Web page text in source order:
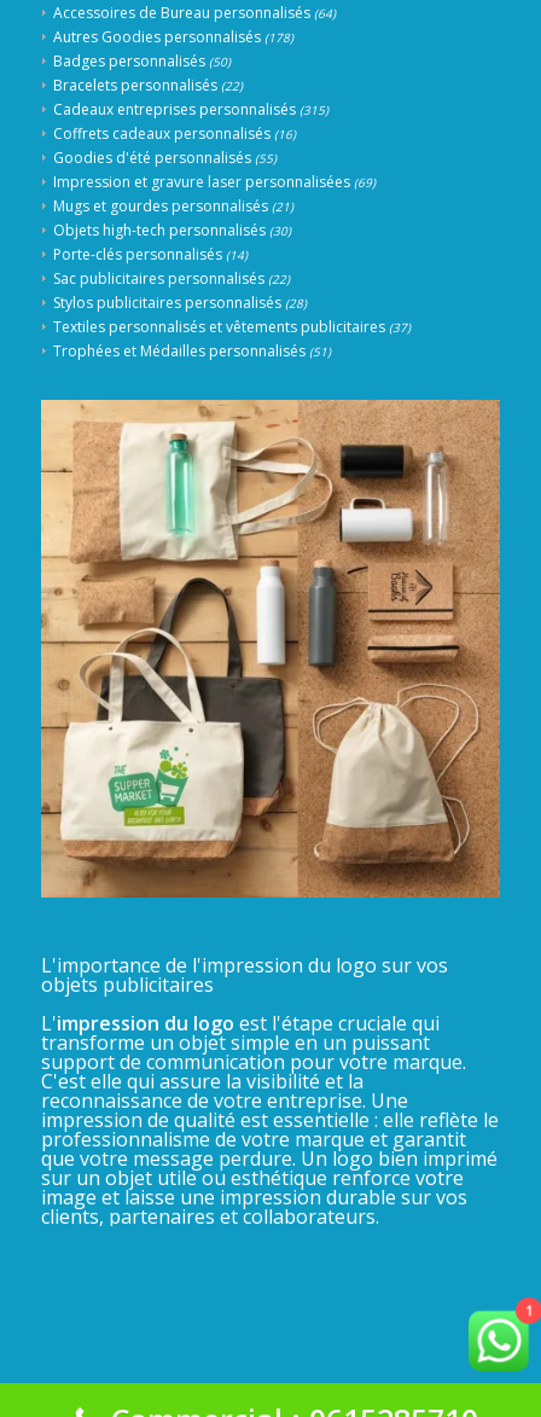
Accessoires de Bureau personnalisés (64)
Autres Goodies personnalisés (178)
Badges personnalisés (50)
Bracelets personnalisés (22)
Cadeaux entreprises personnalisés (315)
Coffrets cadeaux personnalisés (16)
Goodies d'été personnalisés (55)
Impression et gravure laser personnalisées (69)
Mugs et gourdes personnalisés (21)
Objets high-tech personnalisés (30)
Porte-clés personnalisés (14)
Sac publicitaires personnalisés (22)
Stylos publicitaires personnalisés (28)
Textiles personnalisés et vêtements publicitaires (37)
Trophées et Médailles personnalisés (51)
L'importance de l'impression du logo sur vos
objets publicitaires
L'impression du logo est l'étape cruciale qui
transforme un objet simple en un puissant
support de communication pour votre marque.
C'est elle qui assure la visibilité et la
reconnaissance de votre entreprise. Une
impression de qualité est essentielle : elle reflète le
professionnalisme de votre marque et garantit
que votre message perdure. Un logo bien imprimé
sur un objet utile ou esthétique renforce votre
image et laisse une impression durable sur vos
clients, partenaires et collaborateurs.
1